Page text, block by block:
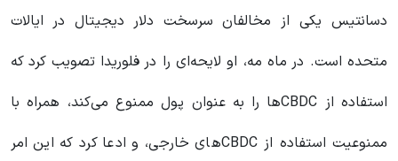
دسانتیس یکی از مخالفان سرسخت دلار دیجیتال در ایالات
متحده است. در ماه مه، او لایحه‌ای را در فلوریدا تصویب کرد که
استفاده از CBDC‌ها را به عنوان پول ممنوع می‌کند، همراه با
ممنوعیت استفاده از CBDC‌های خارجی، و ادعا ‌کرد که این امر